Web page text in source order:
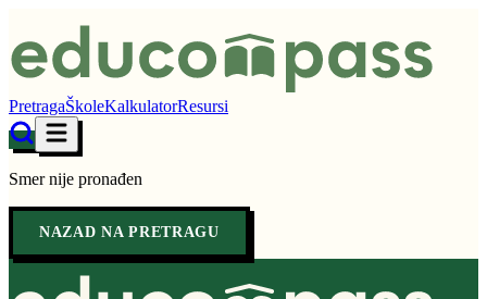
PretragaŠkoleKalkulatorResursi
Smer nije pronađen
NAZAD NA PRETRAGU